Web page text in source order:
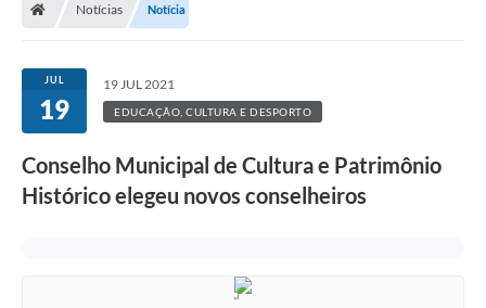
Notícias Notícia
JUL
19
19 JUL 2021
EDUCAÇÃO, CULTURA E DESPORTO
Conselho Municipal de Cultura e Patrimônio
Histórico elegeu novos conselheiros